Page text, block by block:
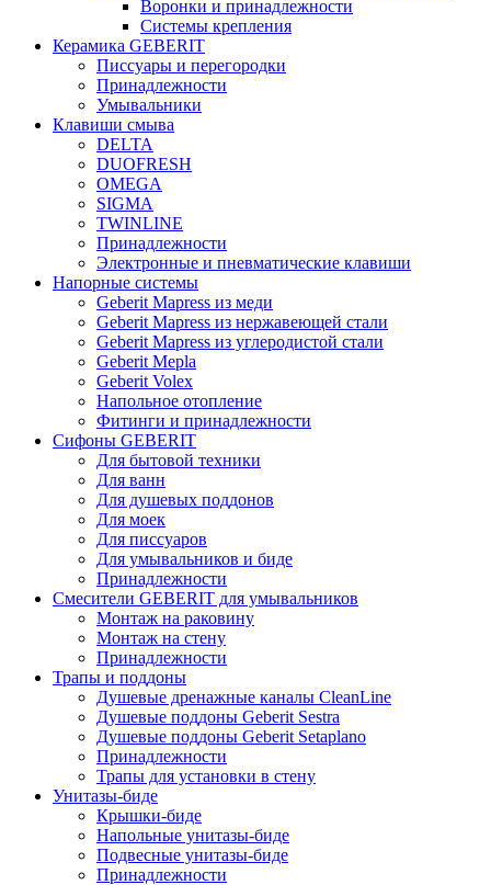
Воронки и принадлежности
Системы крепления
Керамика GEBERIT
Писсуары и перегородки
Принадлежности
Умывальники
Клавиши смыва
DELTA
DUOFRESH
OMEGA
SIGMA
TWINLINE
Принадлежности
Электронные и пневматические клавиши
Напорные системы
Geberit Mapress из меди
Geberit Mapress из нержавеющей стали
Geberit Mapress из углеродистой стали
Geberit Mepla
Geberit Volex
Напольное отопление
Фитинги и принадлежности
Сифоны GEBERIT
Для бытовой техники
Для ванн
Для душевых поддонов
Для моек
Для писсуаров
Для умывальников и биде
Принадлежности
Смесители GEBERIT для умывальников
Монтаж на раковину
Монтаж на стену
Принадлежности
Трапы и поддоны
Душевые дренажные каналы CleanLine
Душевые поддоны Geberit Sestra
Душевые поддоны Geberit Setaplano
Принадлежности
Трапы для установки в стену
Унитазы-биде
Крышки-биде
Напольные унитазы-биде
Подвесные унитазы-биде
Принадлежности